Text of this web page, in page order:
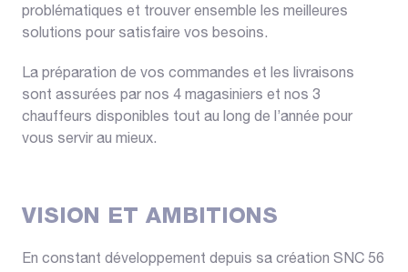
problématiques et trouver ensemble les meilleures
solutions pour satisfaire vos besoins.
La préparation de vos commandes et les livraisons
sont assurées par nos 4 magasiniers et nos 3
chauffeurs disponibles tout au long de l’année pour
vous servir au mieux.
VISION ET AMBITIONS
En constant développement depuis sa création SNC 56